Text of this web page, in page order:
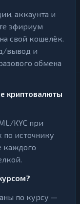
аккаунта и
эфириум
свой кошелёк.
вывод и
обмена
криптовалюты
KYC при
источнику
каждого
по курсу —